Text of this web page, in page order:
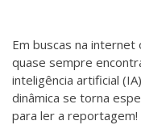
Em buscas na
quase sempre
inteligência artificial
dinâmica se torna
para ler a reportagem!